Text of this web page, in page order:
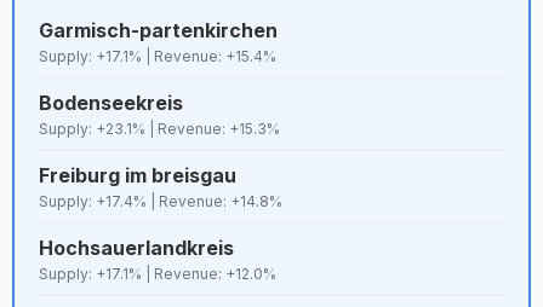
Garmisch-partenkirchen
Supply: +17.1% | Revenue: +15.4%
Bodenseekreis
Supply: +23.1% | Revenue: +15.3%
Freiburg im breisgau
Supply: +17.4% | Revenue: +14.8%
Hochsauerlandkreis
Supply: +17.1% | Revenue: +12.0%